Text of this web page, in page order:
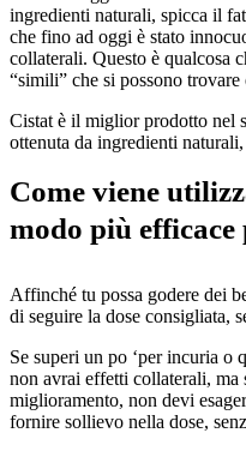
ingredienti naturali, spicca il
che fino ad oggi è stato
collaterali. Questo è qualcosa
“simili” che si possono
Cistat è il miglior prodotto nel
ottenuta da ingredienti
Come viene
modo più
Affinché tu possa godere dei
di seguire la dose consigliata,
Se superi un po ‘per incuria o
non avrai effetti collaterali, ma
miglioramento, non devi
fornire sollievo nella dose,